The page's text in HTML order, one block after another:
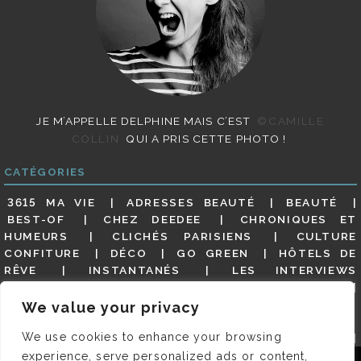
We value your privacy
We use cookies to enhance your browsing
experience, serve personalized ads or content,
JE M’APPELLE DELPHINE MAIS C’EST
©CAMILLE
COLLIN
QUI A PRIS CETTE PHOTO !
CATÉGORIES
3615 MA VIE ADRESSES BEAUTÉ
BEAUTÉ
BEST-OF
CHEZ DEEDEE
CHRONIQUES ET
HUMEURS
CLICHÉS PARISIENS
CULTURE
CONFITURE
DÉCO GO GREEN
HÔTELS DE
RÊVE
INSTANTANÉS
LES INTERVIEWS
MES ADRESSES
MODE NON CLASSÉ
GUIDE
PARIS EN PHOTOS
RESTAURANTS
REVUE DE PRESSE DÉTAILLÉE, SIOU PLAIT